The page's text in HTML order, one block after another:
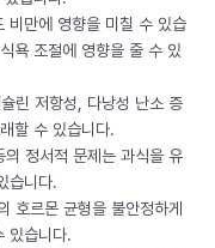
비만에 영향을 미칠 수 있습
욕 조절에 영향을 줄 수 있
린 저항성, 다낭성 난소 증
할 수 있습니다.
정서적 문제는 과식을 유
습니다.
호르몬 균형을 불안정하게
있습니다.